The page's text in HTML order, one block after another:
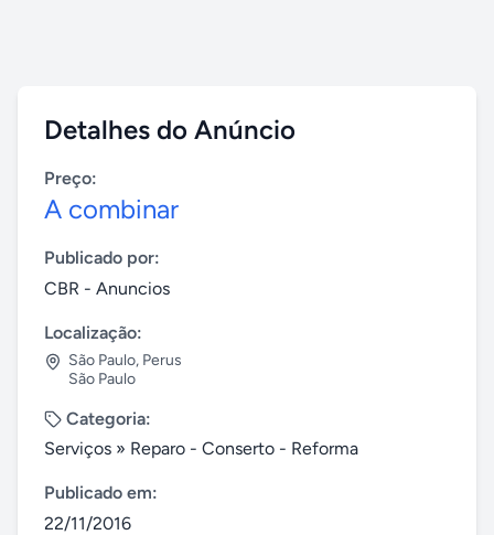
Detalhes do Anúncio
Preço:
A combinar
Publicado por:
CBR - Anuncios
Localização:
São Paulo, Perus
São Paulo
Categoria:
Serviços » Reparo - Conserto - Reforma
Publicado em:
22/11/2016